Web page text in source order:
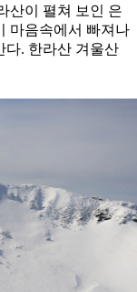
산이 펼쳐 보인 은
마음속에서 빠져나
다. 한라산 겨울산